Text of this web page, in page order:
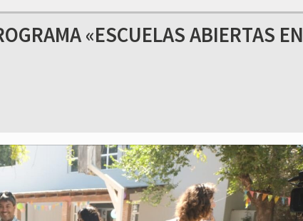
«ESCUELAS ABIERTAS EN